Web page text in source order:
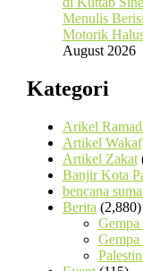
Menulis
Motorik
August 2026
Kategori
Arikel
Artikel Wakaf
Artikel Zakat
Banjir Kota
bencana
Berita (2,880)